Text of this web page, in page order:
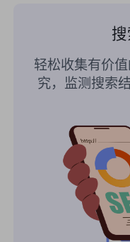
轻松收集有价
究，监测搜索